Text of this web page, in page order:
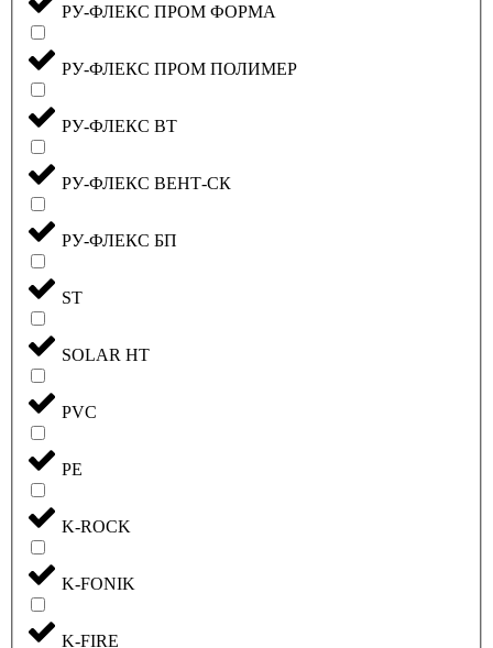
РУ-ФЛЕКС ПРОМ ФОРМА
РУ-ФЛЕКС ПРОМ ПОЛИМЕР
РУ-ФЛЕКС ВТ
РУ-ФЛЕКС ВЕНТ-СК
РУ-ФЛЕКС БП
ST
SOLAR HT
PVC
PE
K-ROCK
K-FONIK
K-FIRE